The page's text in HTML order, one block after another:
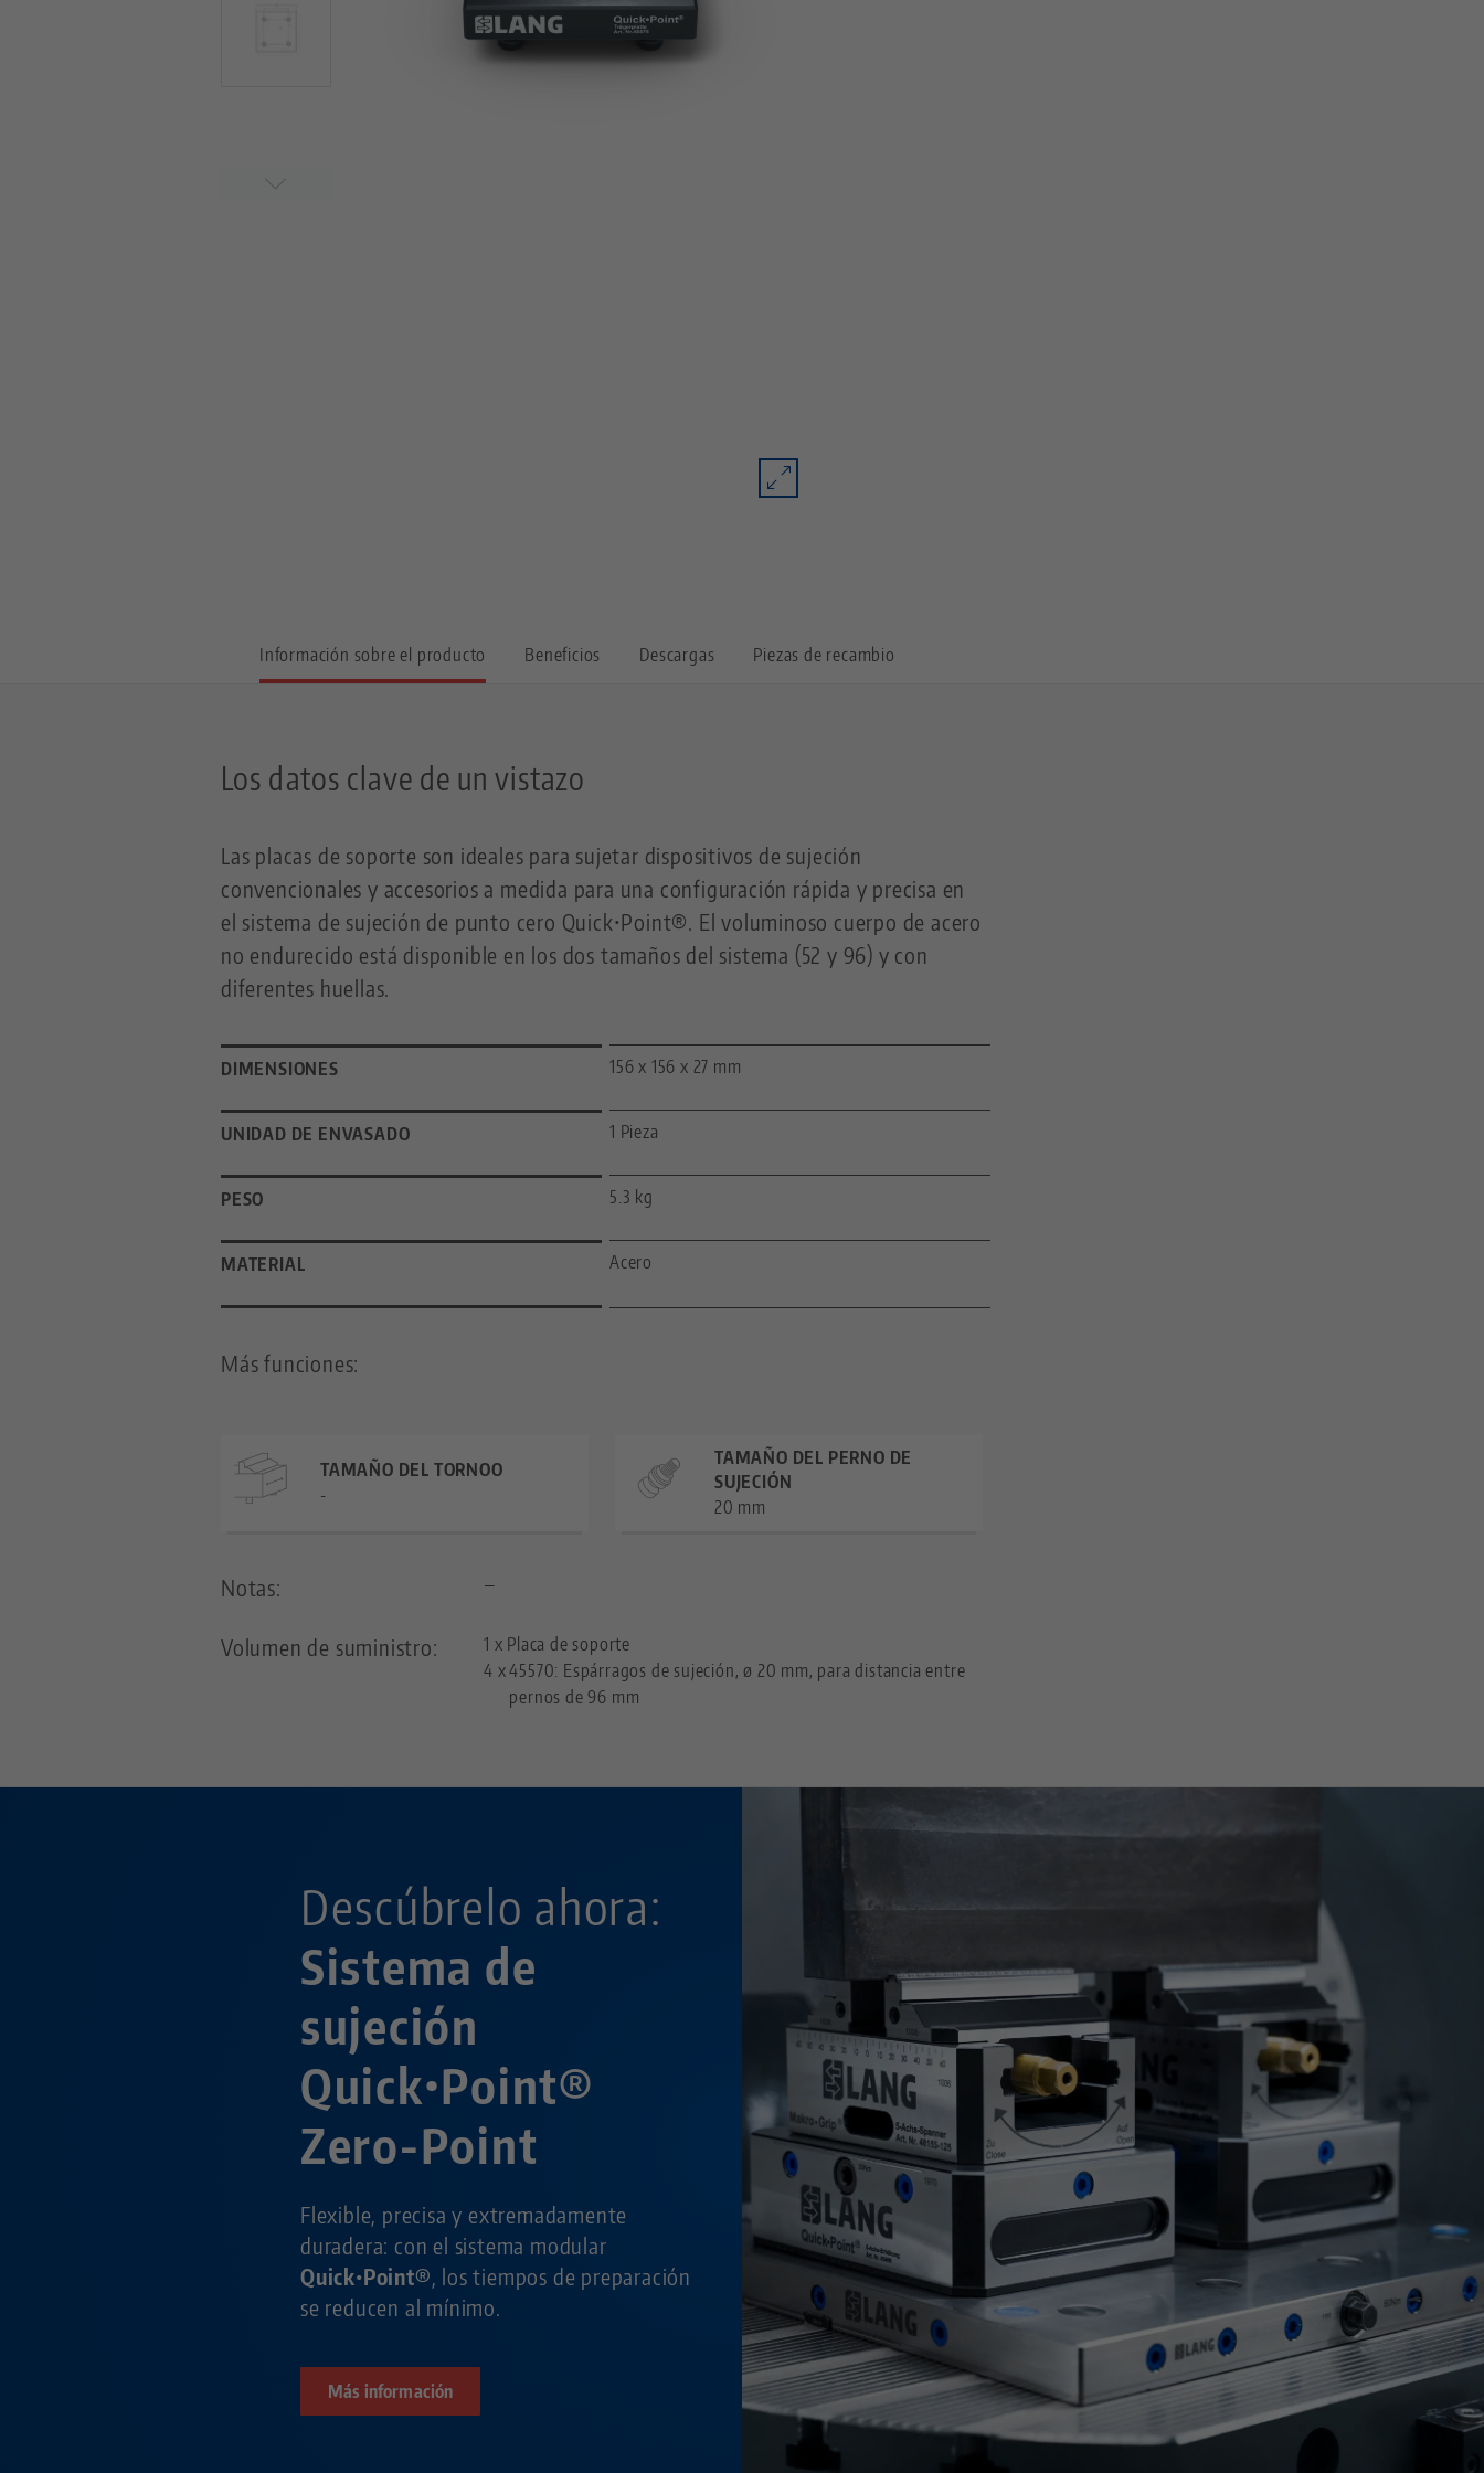
Información sobre el producto Beneficios Descargas Piezas de recambio
Los datos clave de un vistazo
Las placas de soporte son ideales para sujetar dispositivos de sujeción
convencionales y accesorios a medida para una configuración rápida y precisa en
el sistema de sujeción de punto cero Quick•Point®. El voluminoso cuerpo de acero
no endurecido está disponible en los dos tamaños del sistema (52 y 96) y con
diferentes huellas.
DIMENSIONES 156 x 156 x 27 mm
UNIDAD DE ENVASADO 1 Pieza
PESO 5.3 kg
MATERIAL Acero
Más funciones:
TAMAÑO DEL TORNOO
-
TAMAÑO DEL PERNO DE
SUJECIÓN
20 mm
Notas: —
Volumen de suministro:
1 x Placa de soporte
4 x45570: Espárragos de sujeción, ø 20 mm, para distancia entre
pernos de 96 mm
Sistema de
sujeción
Quick•Point®
Zero-Point
Descúbrelo ahora:
Flexible, precisa y extremadamente
duradera: con el sistema modular
Quick•Point® , los tiempos de preparación
se reducen al mínimo.
Más información